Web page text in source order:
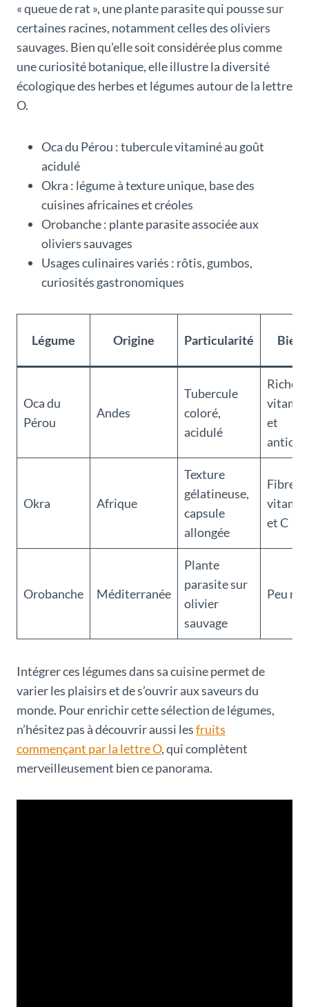
« queue de rat », une plante parasite qui pousse sur
certaines racines, notamment celles des oliviers
sauvages. Bien qu’elle soit considérée plus comme
une curiosité botanique, elle illustre la diversité
écologique des herbes et légumes autour de la lettre
O.
Oca du Pérou : tubercule vitaminé au goût
acidulé
Okra : légume à texture unique, base des
cuisines africaines et créoles
Orobanche : plante parasite associée aux
oliviers sauvages
Usages culinaires variés : rôtis, gumbos,
curiosités gastronomiques
Légume Origine Particularité
Oca du
Pérou
Andes
Tubercule
coloré,
acidulé
Riche
et
Okra Afrique
Texture
gélatineuse,
capsule
allongée
Fibres,
et C
Orobanche Méditerranée
Plante
parasite sur
olivier
sauvage
Peu
Intégrer ces légumes dans sa cuisine permet de
varier les plaisirs et de s’ouvrir aux saveurs du
monde. Pour enrichir cette sélection de légumes,
n’hésitez pas à découvrir aussi lesfruits
commençant par la lettre O, qui complètent
merveilleusement bien ce panorama.